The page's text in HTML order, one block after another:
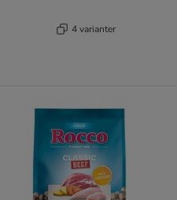
4 varianter